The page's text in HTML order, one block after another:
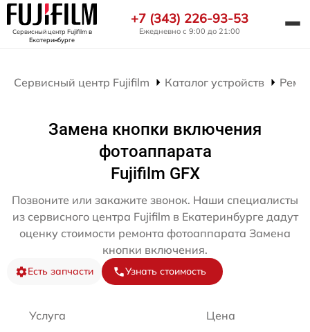
Сервисный центр Fujifilmв
Екатеринбурге
+7 (343) 226-93-53
Ежедневно с 9:00 до 21:00
Сервисный центр Fujifilm Каталог устройств
Замена кнопки включения
фотоаппарата
Fujifilm GFX
Позвоните или закажите звонок. Наши специалисты
из сервисного центра Fujifilm в Екатеринбурге дадут
оценку стоимости ремонта фотоаппарата Замена
кнопки включения.
Есть запчасти Узнать стоимость
Услуга Цена